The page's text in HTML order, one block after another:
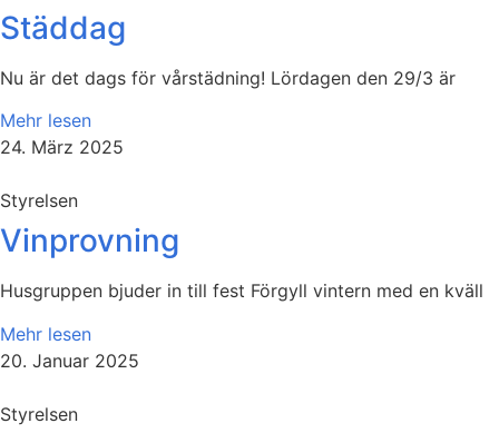
Städdag
Nu är det dags för vårstädning! Lördagen den 29/3 är
Mehr lesen
24. März 2025
Styrelsen
Vinprovning
Husgruppen bjuder in till fest Förgyll vintern med en kväll
Mehr lesen
20. Januar 2025
Styrelsen